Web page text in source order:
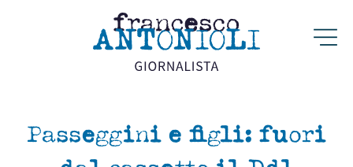
Passeggini e figli: fuori